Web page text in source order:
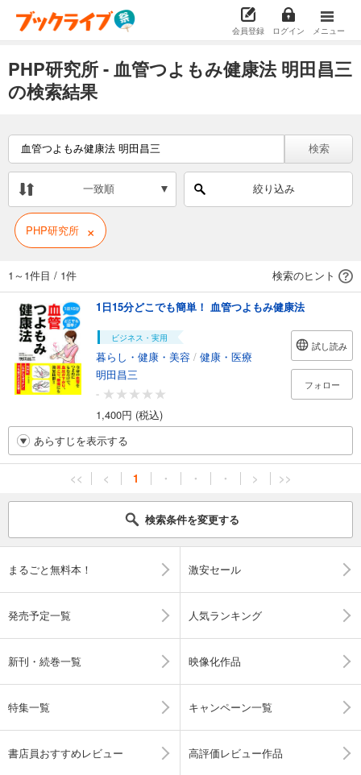
会員登録 ログイン メニュー
PHP研究所 - 血管つよもみ健康法 明田昌三
の検索結果
検索
一致順 絞り込み
PHP研究所 ×
1～1件目 / 1件 検索のヒント
1日15分どこでも簡単！ 血管つよもみ健康法
ビジネス・実用
暮らし・健康・美容 / 健康・医療
明田昌三
-
1,400円 (税込)
試し読み
フォロー
あらすじを表示する
<< < 1 ・ ・ ・ > >>
検索条件を変更する
まるごと無料本！ 激安セール
発売予定一覧 人気ランキング
新刊・続巻一覧 映像化作品
特集一覧 キャンペーン一覧
書店員おすすめレビュー 高評価レビュー作品